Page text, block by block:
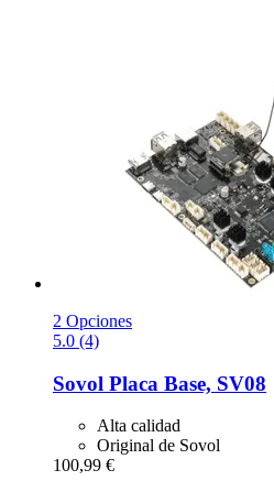
2 Opciones
5.0 (4)
Sovol Placa Base, SV08
Alta calidad
Original de Sovol
100,99 €